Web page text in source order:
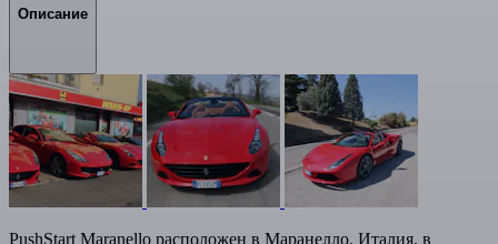
Описание
PushStart Maranello расположен в Маранелло, Италия, в